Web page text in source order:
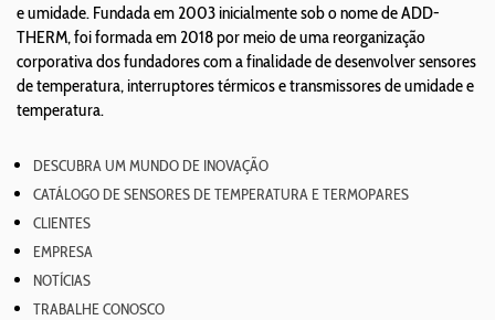
e umidade. Fundada em 2003 inicialmente sob o nome de ADD-
THERM, foi formada em 2018 por meio de uma reorganização
corporativa dos fundadores com a finalidade de desenvolver sensores
de temperatura, interruptores térmicos e transmissores de umidade e
temperatura.
DESCUBRA UM MUNDO DE INOVAÇÃO
CATÁLOGO DE SENSORES DE TEMPERATURA E TERMOPARES
CLIENTES
EMPRESA
NOTÍCIAS
TRABALHE CONOSCO